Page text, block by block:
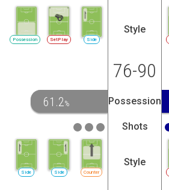
Side
SetPlay
Possession
Style
76-90
61.2% Possession
Shots
Counter
Side
Side
Style